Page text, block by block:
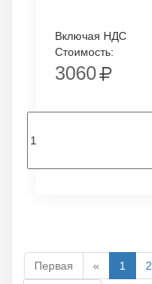
Включая НДС
Стоимость:
3060
Первая « 1 2